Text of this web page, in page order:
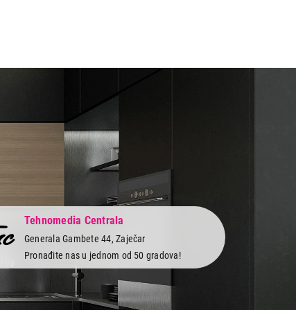
Tehnomedia Centrala
Generala Gambete 44, Zaječar
Pronađite nas u jednom od 50 gradova!